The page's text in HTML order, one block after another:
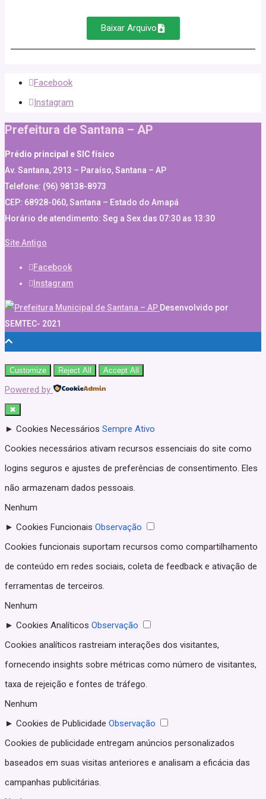
Baixar Arquivo
Facebook
Instagram
Prefeitura de Santana – AP
Prédio principal e SIC físico
Av. Santana, 2913 – Paraíso, Santana – AP
Telefone: (96) 98138-8973
CEP: 68928-060, Santana – Estado do Amapá
Horário de atendimento: Seg a Sex das 07:30 as 13:30
Site Antigo
Facebook
Instagram
Desenvolvido por
SEMTEC- 2021
Customize Reject All Accept All
Powered by
✖
► Cookies Necessários Sempre Ativo
Cookies necessários ativam recursos essenciais do site como
logins seguros e ajustes de preferências de consentimento. Eles
não armazenam dados pessoais.
Nenhum
► Cookies Funcionais Observação
Cookies funcionais suportam recursos como compartilhamento
de conteúdo em redes sociais, coleta de feedback e ativação de
ferramentas de terceiros.
Nenhum
► Cookies Analíticos Observação
Cookies analíticos rastreiam interações dos visitantes,
fornecendo insights sobre métricas como número de visitantes,
taxa de rejeição e fontes de tráfego.
Nenhum
► Cookies de Publicidade Observação
Cookies de publicidade entregam anúncios personalizados
baseados em suas visitas anteriores e analisam a eficácia das
campanhas publicitárias.